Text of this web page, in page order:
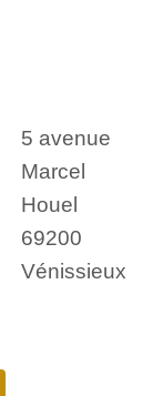
5 avenue
Marcel
Houel
69200
Vénissieux